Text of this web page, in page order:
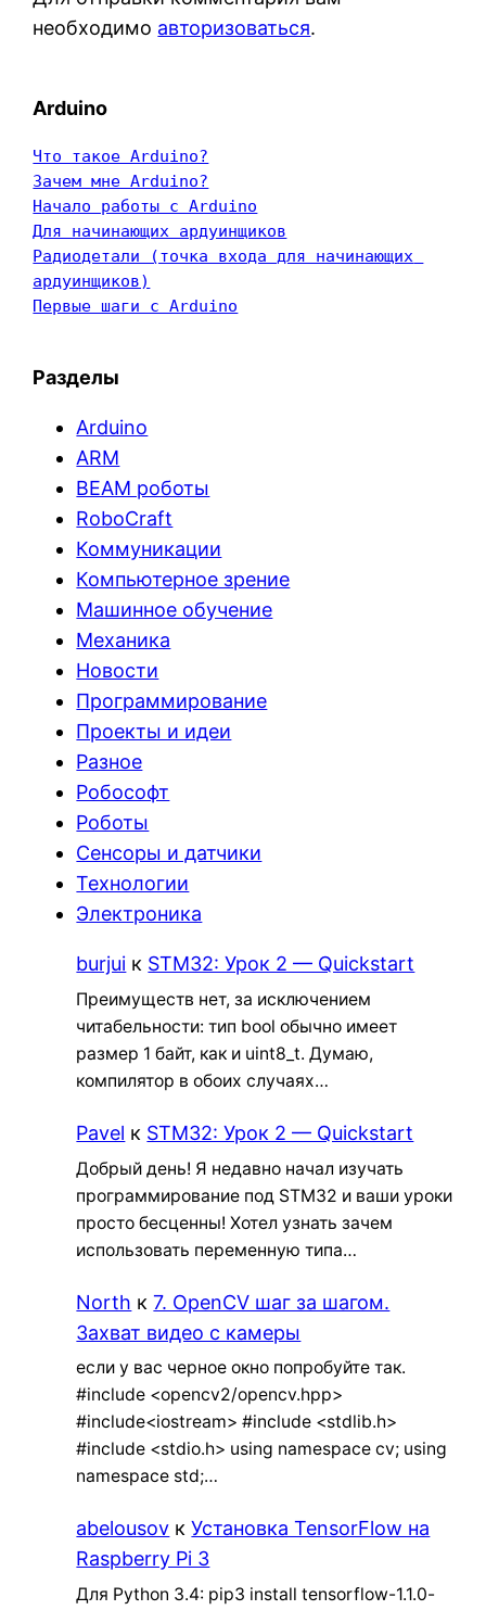
необходимо авторизоваться.
Arduino
Что такое Arduino?
Зачем мне Arduino?
Начало работы с Arduino
Для начинающих ардуинщиков
Радиодетали (точка входа для начинающих
ардуинщиков)
Первые шаги с Arduino
Разделы
Arduino
ARM
BEAM роботы
RoboCraft
Коммуникации
Компьютерное зрение
Машинное обучение
Механика
Новости
Программирование
Проекты и идеи
Разное
Робософт
Роботы
Сенсоры и датчики
Технологии
Электроника
burjui к STM32: Урок 2 — Quickstart
Преимуществ нет, за исключением
читабельности: тип bool обычно имеет
размер 1 байт, как и uint8_t. Думаю,
компилятор в обоих случаях…
Pavel к STM32: Урок 2 — Quickstart
Добрый день! Я недавно начал изучать
программирование под STM32 и ваши уроки
просто бесценны! Хотел узнать зачем
использовать переменную типа…
North к7. OpenCV шаг за шагом.
Захват видео с камеры
если у вас черное окно попробуйте так.
#include <opencv2/opencv.hpp>
#include<iostream> #include <stdlib.h>
#include <stdio.h> using namespace cv; using
namespace std;…
abelousov кУстановка TensorFlow на
Raspberry Pi 3
Для Python 3.4: pip3 install tensorflow-1.1.0-